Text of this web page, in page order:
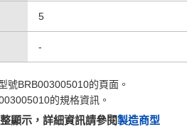
5
-
號BRB003005010的頁面。
的規格資訊。
顯示，詳細資訊請參閱製造商型